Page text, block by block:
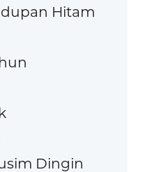
Hitam
Dingin